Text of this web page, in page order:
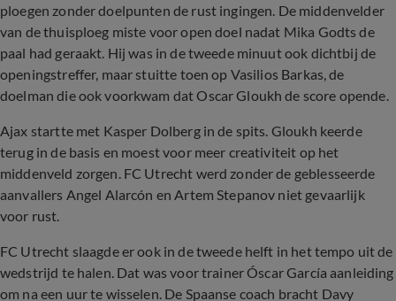
ploegen zonder doelpunten de rust ingingen. De middenvelder
van de thuisploeg miste voor open doel nadat Mika Godts de
paal had geraakt. Hij was in de tweede minuut ook dichtbij de
openingstreffer, maar stuitte toen op Vasilios Barkas, de
doelman die ook voorkwam dat Oscar Gloukh de score opende.
Ajax startte met Kasper Dolberg in de spits. Gloukh keerde
terug in de basis en moest voor meer creativiteit op het
middenveld zorgen. FC Utrecht werd zonder de geblesseerde
aanvallers Angel Alarcón en Artem Stepanov niet gevaarlijk
voor rust.
FC Utrecht slaagde er ook in de tweede helft in het tempo uit de
wedstrijd te halen. Dat was voor trainer Óscar García aanleiding
om na een uur te wisselen. De Spaanse coach bracht Davy